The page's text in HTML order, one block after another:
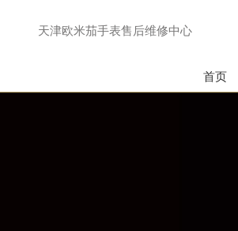
天津欧米茄手表售后维修中心
首页